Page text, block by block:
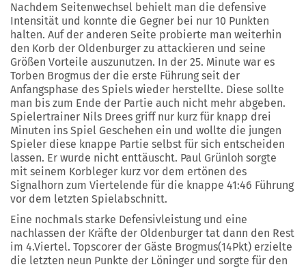
Nachdem Seitenwechsel behielt man die defensive
Intensität und konnte die Gegner bei nur 10 Punkten
halten. Auf der anderen Seite probierte man weiterhin
den Korb der Oldenburger zu attackieren und seine
Größen Vorteile auszunutzen. In der 25. Minute war es
Torben Brogmus der die erste Führung seit der
Anfangsphase des Spiels wieder herstellte. Diese sollte
man bis zum Ende der Partie auch nicht mehr abgeben.
Spielertrainer Nils Drees griff nur kurz für knapp drei
Minuten ins Spiel Geschehen ein und wollte die jungen
Spieler diese knappe Partie selbst für sich entscheiden
lassen. Er wurde nicht enttäuscht. Paul Grünloh sorgte
mit seinem Korbleger kurz vor dem ertönen des
Signalhorn zum Viertelende für die knappe 41:46 Führung
vor dem letzten Spielabschnitt.
Eine nochmals starke Defensivleistung und eine
nachlassen der Kräfte der Oldenburger tat dann den Rest
im 4.Viertel. Topscorer der Gäste Brogmus(14Pkt) erzielte
die letzten neun Punkte der Löninger und sorgte für den